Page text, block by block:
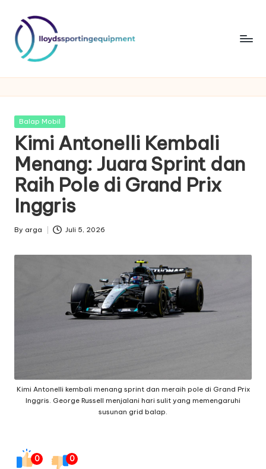
content
ll
o
y
d
s
s
p
o
rt
in
m
Posted
Balap Mobil
Kimi Antonelli Kembali
Menang: Juara Sprint dan
Raih Pole di Grand Prix
Inggris
Posted
By arga Juli 5, 2026
Kimi Antonelli kembali menang sprint dan meraih pole di Grand Prix
Inggris. George Russell menjalani hari sulit yang memengaruhi
susunan grid balap.
0 0